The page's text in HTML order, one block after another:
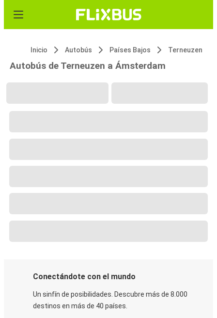
Inicio Autobús Países Bajos Terneuzen
Autobús de Terneuzen a Ámsterdam
Conectándote con el mundo
Un sinfín de posibilidades. Descubre más de 8.000
destinos en más de 40 países.